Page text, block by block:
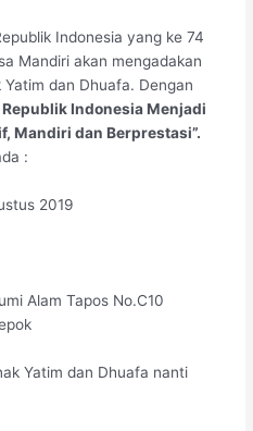
Indonesia yang ke 74
Mandiri akan mengadakan
dan Dhuafa. Dengan
Indonesia Menjadi
Mandiri dan Berprestasi”.
:
2019
Tapos No.C10
Yatim dan Dhuafa nanti